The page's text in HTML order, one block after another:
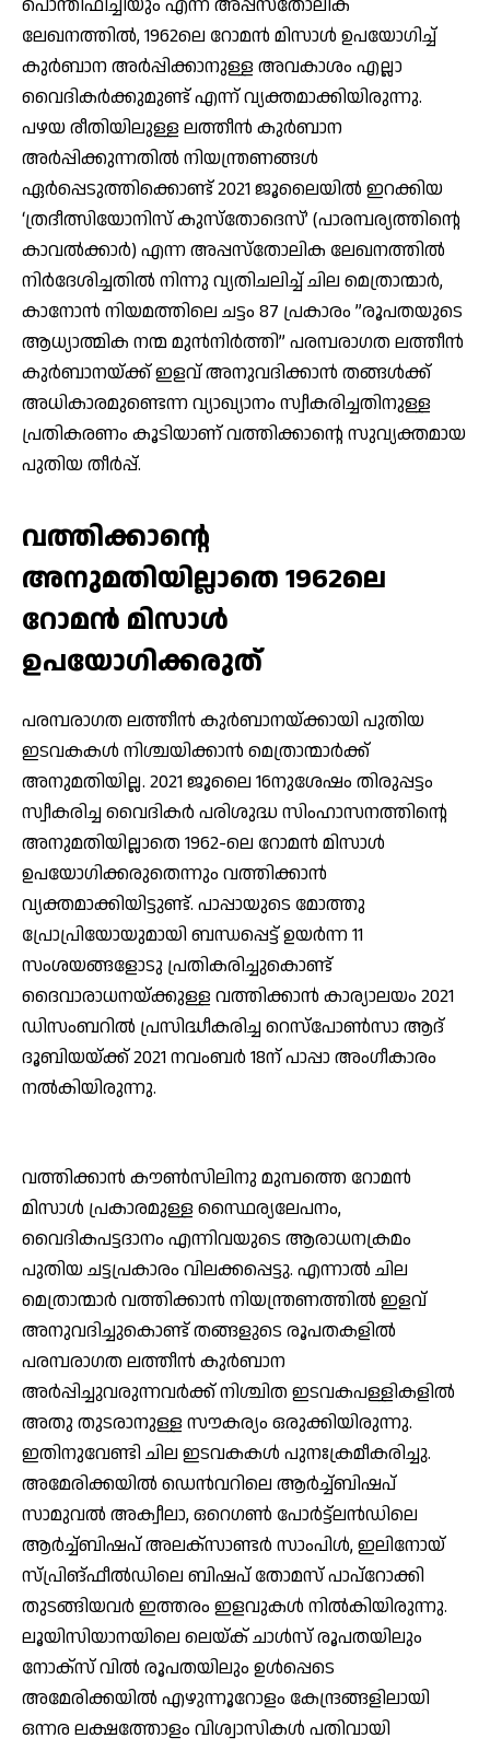
പൊന്തിഫിച്ചിയും എന്ന അപ്പസ്തോലിക
ലേഖനത്തില്‍, 1962ലെ റോമന്‍ മിസാള്‍ ഉപയോഗിച്ച്
കുര്‍ബാന അര്‍പ്പിക്കാനുള്ള അവകാശം എല്ലാ
വൈദികര്‍ക്കുമുണ്ട് എന്ന് വ്യക്തമാക്കിയിരുന്നു.
പഴയ രീതിയിലുള്ള ലത്തീന്‍ കുര്‍ബാന
അര്‍പ്പിക്കുന്നതില്‍ നിയന്ത്രണങ്ങള്‍
ഏര്‍പ്പെടുത്തിക്കൊണ്ട് 2021 ജൂലൈയില്‍ ഇറക്കിയ
‘ത്രദീത്സിയോനിസ് കുസ്തോദെസ്’ (പാരമ്പര്യത്തിന്റെ
കാവല്‍ക്കാര്‍) എന്ന അപ്പസ്തോലിക ലേഖനത്തില്‍
നിര്‍ദേശിച്ചതില്‍ നിന്നു വ്യതിചലിച്ച് ചില മെത്രാന്മാര്‍,
കാനോന്‍ നിയമത്തിലെ ചട്ടം 87 പ്രകാരം ”രൂപതയുടെ
ആധ്യാത്മിക നന്മ മുന്‍നിര്‍ത്തി” പരമ്പരാഗത ലത്തീന്‍
കുര്‍ബാനയ്ക്ക് ഇളവ് അനുവദിക്കാന്‍ തങ്ങള്‍ക്ക്
അധികാരമുണ്ടെന്ന വ്യാഖ്യാനം സ്വീകരിച്ചതിനുള്ള
പ്രതികരണം കൂടിയാണ് വത്തിക്കാന്റെ സുവ്യക്തമായ
പുതിയ തീര്‍പ്പ്.
വത്തിക്കാന്റെ
അനുമതിയില്ലാതെ 1962ലെ
റോമന്‍ മിസാള്‍
ഉപയോഗിക്കരുത്
പരമ്പരാഗത ലത്തീന്‍ കുര്‍ബാനയ്ക്കായി പുതിയ
ഇടവകകള്‍ നിശ്ചയിക്കാന്‍ മെത്രാന്മാര്‍ക്ക്
അനുമതിയില്ല. 2021 ജൂലൈ 16നുശേഷം തിരുപ്പട്ടം
സ്വീകരിച്ച വൈദികര്‍ പരിശുദ്ധ സിംഹാസനത്തിന്റെ
അനുമതിയില്ലാതെ 1962-ലെ റോമന്‍ മിസാള്‍
ഉപയോഗിക്കരുതെന്നും വത്തിക്കാന്‍
വ്യക്തമാക്കിയിട്ടുണ്ട്. പാപ്പായുടെ മോത്തു
പ്രോപ്രിയോയുമായി ബന്ധപ്പെട്ട് ഉയര്‍ന്ന 11
സംശയങ്ങളോടു പ്രതികരിച്ചുകൊണ്ട്
ദൈവാരാധനയ്ക്കുള്ള വത്തിക്കാന്‍ കാര്യാലയം 2021
ഡിസംബറില്‍ പ്രസിദ്ധീകരിച്ച റെസ്പോണ്‍സാ ആദ്
ദൂബിയയ്ക്ക് 2021 നവംബര്‍ 18ന് പാപ്പാ അംഗീകാരം
നല്‍കിയിരുന്നു.
വത്തിക്കാന്‍ കൗണ്‍സിലിനു മുമ്പത്തെ റോമന്‍
മിസാള്‍ പ്രകാരമുള്ള സ്ഥൈര്യലേപനം,
വൈദികപട്ടദാനം എന്നിവയുടെ ആരാധനക്രമം
പുതിയ ചട്ടപ്രകാരം വിലക്കപ്പെട്ടു. എന്നാല്‍ ചില
മെത്രാന്മാര്‍ വത്തിക്കാന്‍ നിയന്ത്രണത്തില്‍ ഇളവ്
അനുവദിച്ചുകൊണ്ട് തങ്ങളുടെ രൂപതകളില്‍
പരമ്പരാഗത ലത്തീന്‍ കുര്‍ബാന
അര്‍പ്പിച്ചുവരുന്നവര്‍ക്ക് നിശ്ചിത ഇടവകപള്ളികളില്‍
അതു തുടരാനുള്ള സൗകര്യം ഒരുക്കിയിരുന്നു.
ഇതിനുവേണ്ടി ചില ഇടവകകള്‍ പുനഃക്രമീകരിച്ചു.
അമേരിക്കയില്‍ ഡെന്‍വറിലെ ആര്‍ച്ച്ബിഷപ്
സാമുവല്‍ അക്വീലാ, ഒറെഗണ്‍ പോര്‍ട്ട്ലന്‍ഡിലെ
ആര്‍ച്ച്ബിഷപ് അലക്സാണ്ടര്‍ സാംപിള്‍, ഇലിനോയ്
സ്പ്രിങ്ഫീല്‍ഡിലെ ബിഷപ് തോമസ് പാപ്റോക്കി
തുടങ്ങിയവര്‍ ഇത്തരം ഇളവുകള്‍ നില്‍കിയിരുന്നു.
ലൂയിസിയാനയിലെ ലെയ്ക് ചാള്‍സ് രൂപതയിലും
നോക്സ് വില്‍ രൂപതയിലും ഉള്‍പ്പെടെ
അമേരിക്കയില്‍ എഴുന്നൂറോളം കേന്ദ്രങ്ങളിലായി
ഒന്നര ലക്ഷത്തോളം വിശ്വാസികള്‍ പതിവായി